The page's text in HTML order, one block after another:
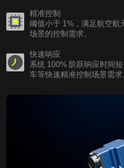
精准控制
阈值小于 1%，满足航空航
场景的控制需求。
快速响应
系统 100% 阶跃响应时间
车等快速精准控制场景需求